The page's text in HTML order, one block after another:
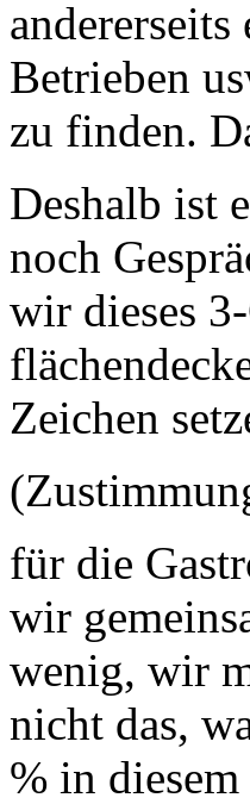
Betrieben
zu finden.
Deshalb ist
noch
wir dieses
Zeichen
für die
wir
wenig, wir
nicht das,
% in